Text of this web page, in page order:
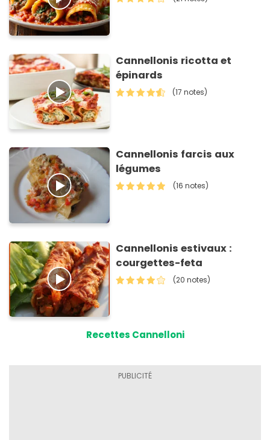
Cannellonis ricotta et
épinards
(17 notes)
Cannellonis farcis aux
légumes
(16 notes)
Cannellonis estivaux :
courgettes-feta
(20 notes)
Recettes Cannelloni